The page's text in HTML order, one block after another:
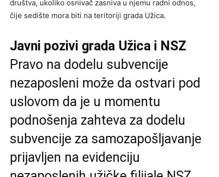
društva, ukoliko osnivač zasniva u njemu radni odnos,
čije sedište mora biti na teritoriji grada Užica.
Javni pozivi grada Užica i NSZ
Pravo na dodelu subvencije
nezaposleni može da ostvari pod
uslovom da je u momentu
podnošenja zahteva za dodelu
subvencije za samozapošljavanje
prijavljen na evidenciju